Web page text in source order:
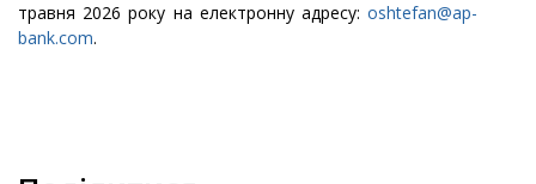
травня 2026 року на електронну адресу:oshtefan@ap-
bank.com.